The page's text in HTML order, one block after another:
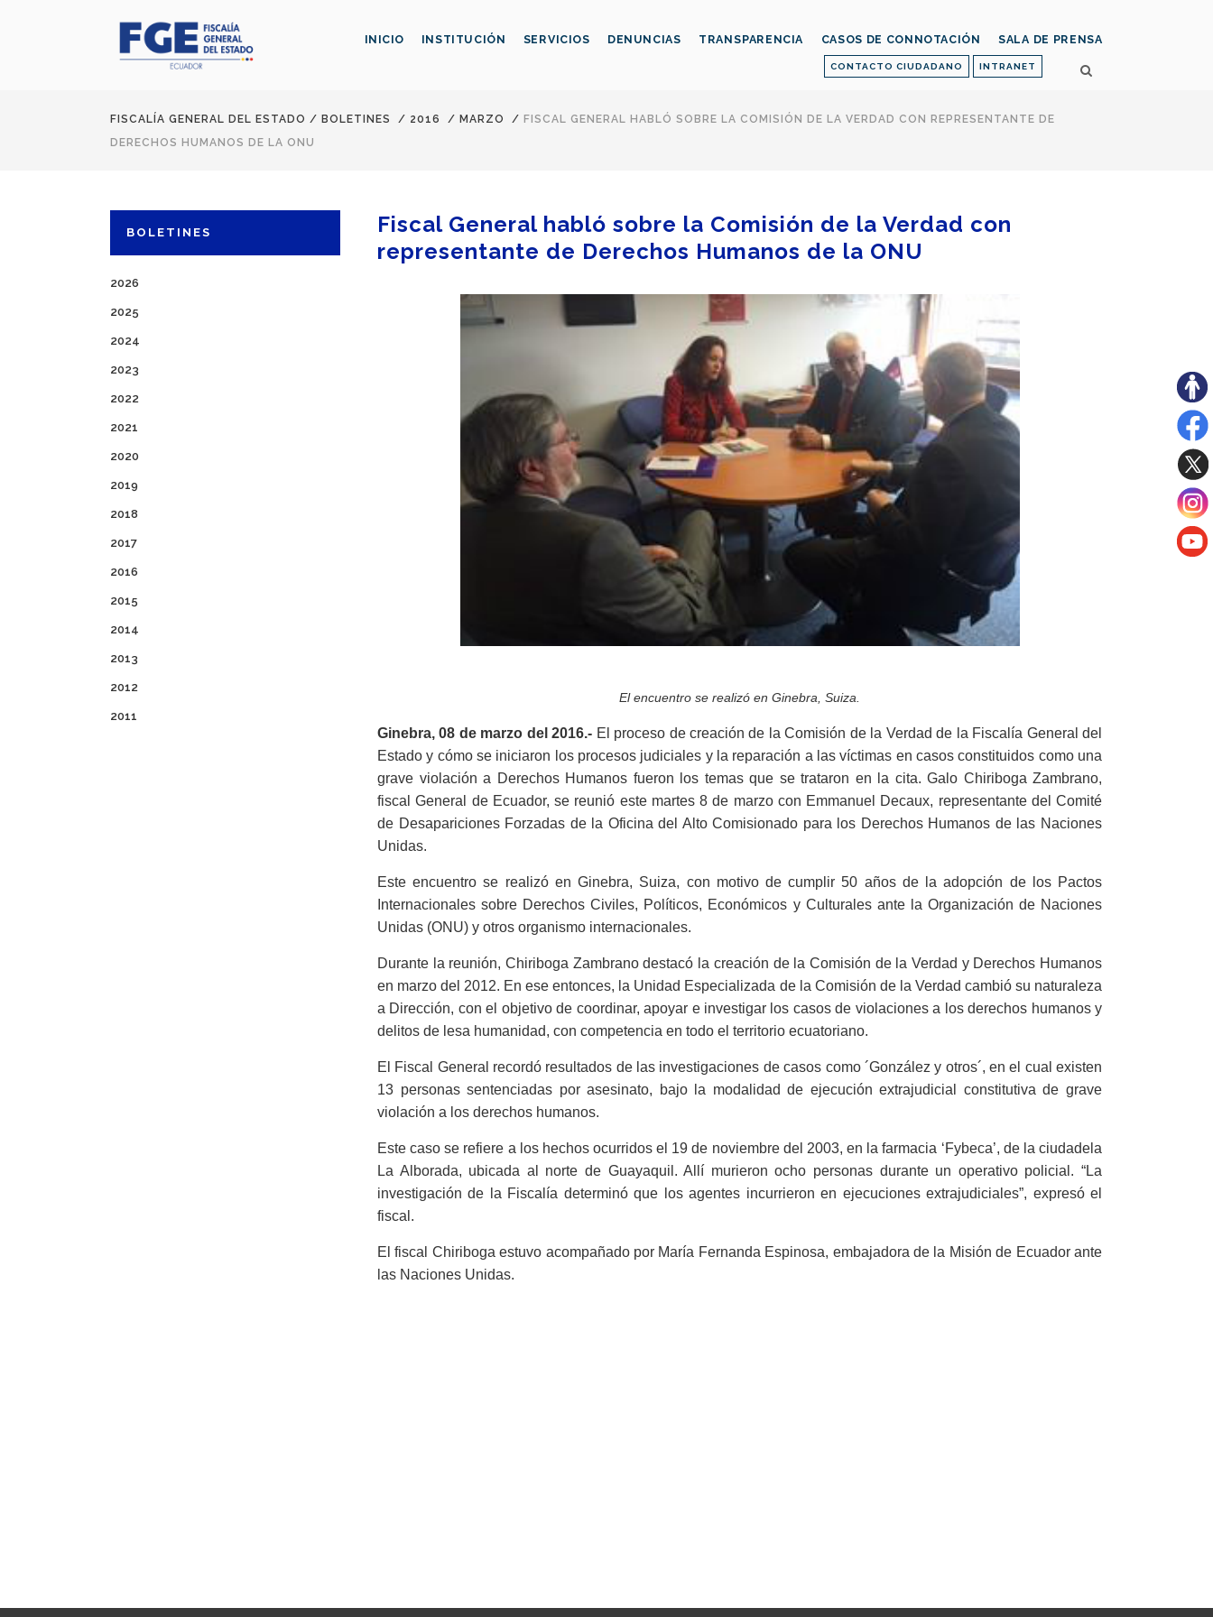
CONTACTO CIUDADANO INTRANET
INICIO INSTITUCIÓN SERVICIOS DENUNCIAS TRANSPARENCIA CASOS DE CONNOTACIÓN SALA DE PRENSA
FISCALÍA GENERAL DEL ESTADO / BOLETINES / 2016 / MARZO / FISCAL GENERAL HABLÓ SOBRE LA COMISIÓN DE LA VERDAD CON REPRESENTANTE DE
DERECHOS HUMANOS DE LA ONU
BOLETINES
2026
2025
2024
2023
2022
2021
2020
2019
2018
2017
2016
2015
2014
2013
2012
2011
Fiscal General habló sobre la Comisión de la Verdad con
representante de Derechos Humanos de la ONU
El encuentro se realizó en Ginebra, Suiza.
Ginebra, 08 de marzo del 2016.- El proceso de creación de la Comisión de la Verdad de la Fiscalía General del
Estado y cómo se iniciaron los procesos judiciales y la reparación a las víctimas en casos constituidos como una
grave violación a Derechos Humanos fueron los temas que se trataron en la cita. Galo Chiriboga Zambrano,
fiscal General de Ecuador, se reunió este martes 8 de marzo con Emmanuel Decaux, representante del Comité
de Desapariciones Forzadas de la Oficina del Alto Comisionado para los Derechos Humanos de las Naciones
Unidas.
Este encuentro se realizó en Ginebra, Suiza, con motivo de cumplir 50 años de la adopción de los Pactos
Internacionales sobre Derechos Civiles, Políticos, Económicos y Culturales ante la Organización de Naciones
Unidas (ONU) y otros organismo internacionales.
Durante la reunión, Chiriboga Zambrano destacó la creación de la Comisión de la Verdad y Derechos Humanos
en marzo del 2012. En ese entonces, la Unidad Especializada de la Comisión de la Verdad cambió su naturaleza
a Dirección, con el objetivo de coordinar, apoyar e investigar los casos de violaciones a los derechos humanos y
delitos de lesa humanidad, con competencia en todo el territorio ecuatoriano.
El Fiscal General recordó resultados de las investigaciones de casos como ´González y otros´, en el cual existen
13 personas sentenciadas por asesinato, bajo la modalidad de ejecución extrajudicial constitutiva de grave
violación a los derechos humanos.
Este caso se refiere a los hechos ocurridos el 19 de noviembre del 2003, en la farmacia ‘Fybeca’, de la ciudadela
La Alborada, ubicada al norte de Guayaquil. Allí murieron ocho personas durante un operativo policial. “La
investigación de la Fiscalía determinó que los agentes incurrieron en ejecuciones extrajudiciales”, expresó el
fiscal.
El fiscal Chiriboga estuvo acompañado por María Fernanda Espinosa, embajadora de la Misión de Ecuador ante
las Naciones Unidas.